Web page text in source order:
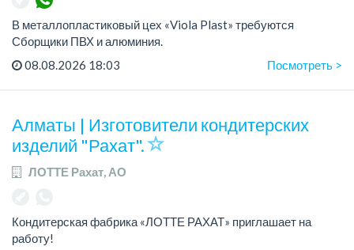
В металлопластиковый цех «Viola Plast» требуются
Сборщики ПВХ и алюминия.
График работы: 5/2, с 08.00 до 17.00.
Зарплата: от 300 000 тенге.
08.08.2026 18:03 Посмотреть >
Алматы | Изготовители кондитерских
изделий "Рахат".
ЛОТТЕ Рахат, АО
Кондитерская фабрика «ЛОТТЕ РАХАТ» приглашает на
работу!